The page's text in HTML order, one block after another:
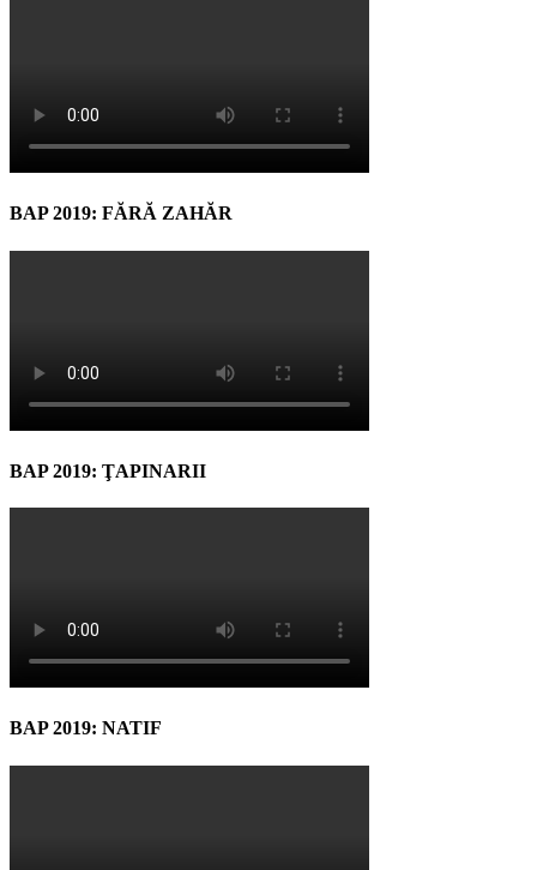
BAP 2019: FĂRĂ ZAHĂR
BAP 2019: ŢAPINARII
BAP 2019: NATIF